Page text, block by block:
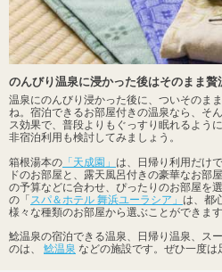
のんびり温泉に浸かった後はそのまま贅
温泉にのんびり浸かった後に、ついそのま
ね。宿泊できるお部屋付きの温泉なら、そ
ス効果で、普段よりもぐっすり眠れるよう
非宿泊利用も検討してみましょう。
箱根湯本の 「天成園」 は、日帰り利用だけ
ドのお部屋と、露天風呂付きの豪華なお部
の予算などに合わせ、ぴったりのお部屋を
の「スパ＆ホテル 舞浜ユーラシア」 は、都
様々な種類のお部屋から選ぶことができます
鯰温泉の宿泊できる温泉、日帰り温泉、ス
のは、 鯰温泉 などの施設です。ぜひ一度は